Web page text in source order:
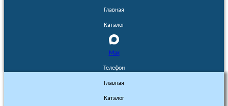
Главная
Каталог
Max
Телефон
Главная
Каталог